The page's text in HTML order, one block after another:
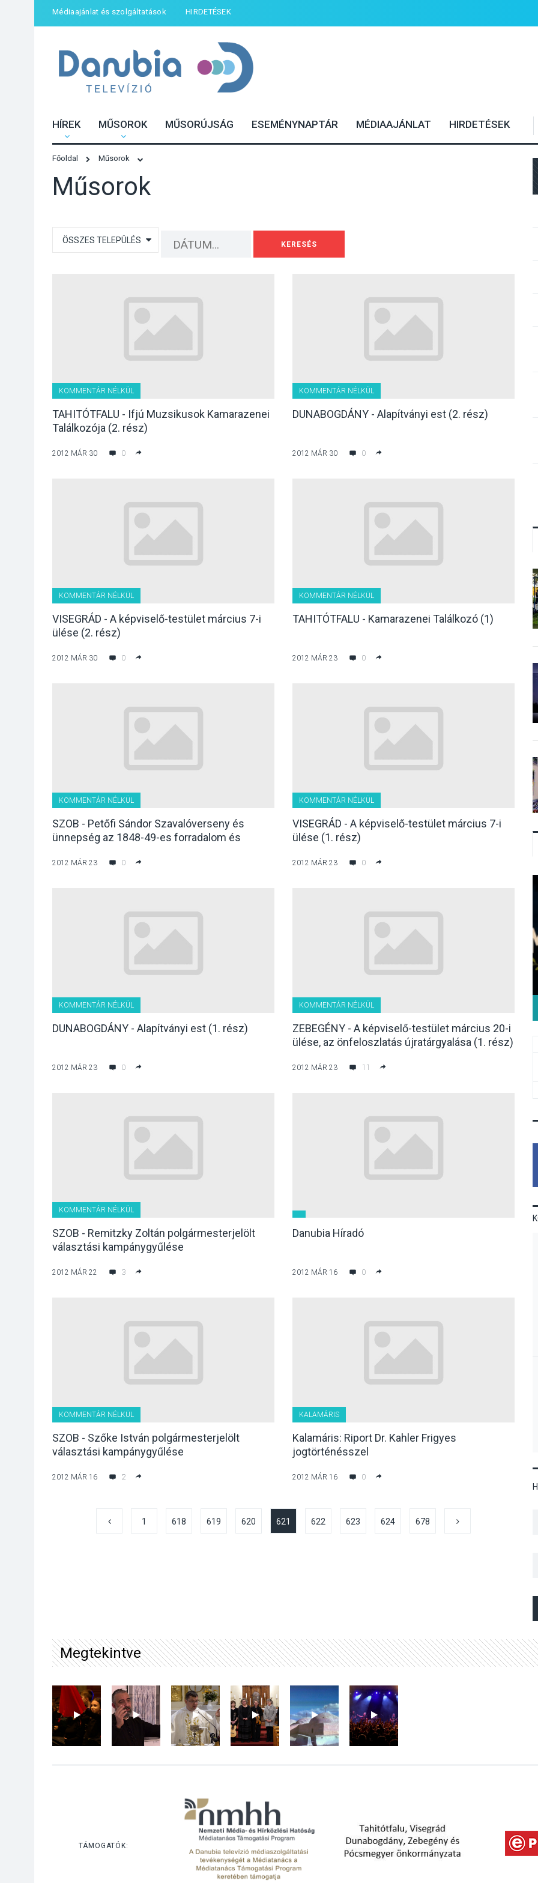
Médiaajánlat és szolgáltatások HIRDETÉSEK
HÍREK MŰSOROK MŰSORÚJSÁG ESEMÉNYNAPTÁR MÉDIAAJÁNLAT HIRDETÉSEK
Főoldal Műsorok
Műsorok
KERESÉS
KOMMENTÁR NÉLKÜL
TAHITÓTFALU - Ifjú Muzsikusok Kamarazenei
Találkozója (2. rész)
2012 MÁR 30 0
KOMMENTÁR NÉLKÜL
DUNABOGDÁNY - Alapítványi est (2. rész)
2012 MÁR 30 0
KOMMENTÁR NÉLKÜL
VISEGRÁD - A képviselő-testület március 7-i
ülése (2. rész)
2012 MÁR 30 0
KOMMENTÁR NÉLKÜL
TAHITÓTFALU - Kamarazenei Találkozó (1)
2012 MÁR 23 0
KOMMENTÁR NÉLKÜL
SZOB - Petőfi Sándor Szavalóverseny és
ünnepség az 1848-49-es forradalom és
2012 MÁR 23 0
KOMMENTÁR NÉLKÜL
VISEGRÁD - A képviselő-testület március 7-i
ülése (1. rész)
2012 MÁR 23 0
KOMMENTÁR NÉLKÜL
DUNABOGDÁNY - Alapítványi est (1. rész)
2012 MÁR 23 0
KOMMENTÁR NÉLKÜL
ZEBEGÉNY - A képviselő-testület március 20-i
ülése, az önfeloszlatás újratárgyalása (1. rész)
2012 MÁR 23 11
KOMMENTÁR NÉLKÜL
SZOB - Remitzky Zoltán polgármesterjelölt
választási kampánygyűlése
2012 MÁR 22 3
Danubia Híradó
2012 MÁR 16 0
KOMMENTÁR NÉLKÜL
SZOB - Szőke István polgármesterjelölt
választási kampánygyűlése
2012 MÁR 16 2
KALAMÁRIS
Kalamáris: Riport Dr. Kahler Frigyes
jogtörténésszel
2012 MÁR 16 0
1 618 619 620 621 622 623 624 678
Megtekintve
TÁMOGATÓK: